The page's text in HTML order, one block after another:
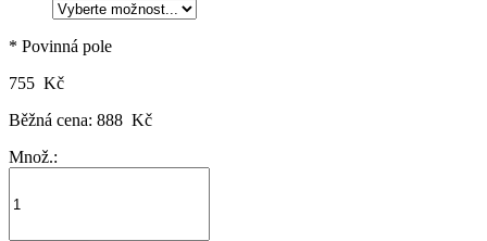
* Povinná pole
755 Kč
Běžná cena: 888 Kč
Množ.: